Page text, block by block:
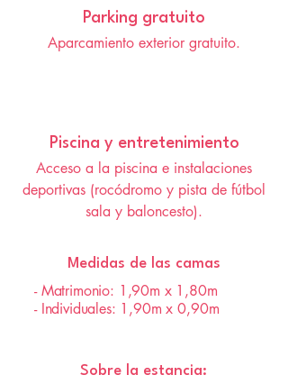
Parking gratuito
Aparcamiento exterior gratuito.
Piscina y entretenimiento
Acceso a la piscina e instalaciones
deportivas (rocódromo y pista de fútbol
sala y baloncesto).
Medidas de las camas
- Matrimonio: 1,90m x 1,80m
- Individuales: 1,90m x 0,90m
Sobre la estancia: